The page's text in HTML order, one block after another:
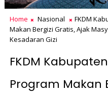
Home Nasional
FKDM
Makan Bergizi Gratis, Ajak
Kesadaran Gizi
FKDM
Program Makan